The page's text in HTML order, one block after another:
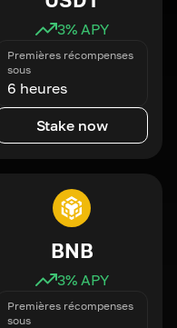
3% APY
Premières récompenses
sous
6 heures
Stake now
BNB
3% APY
Premières récompenses
sous